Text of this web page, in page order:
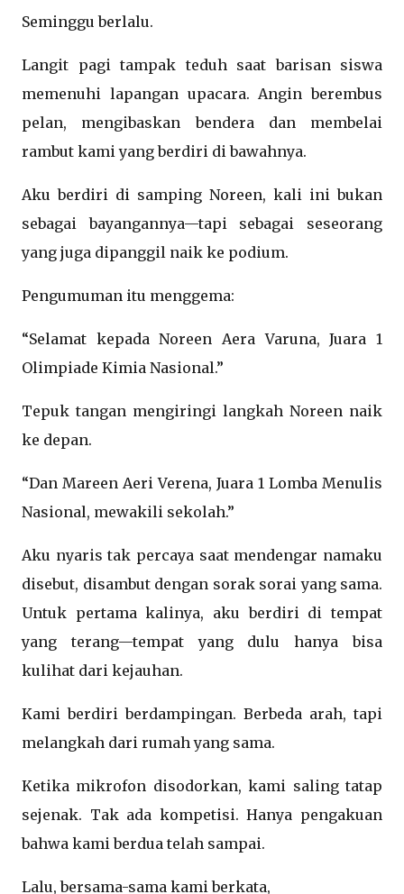
Seminggu berlalu.
Langit pagi tampak teduh saat barisan siswa
memenuhi lapangan upacara. Angin berembus
pelan, mengibaskan bendera dan membelai
rambut kami yang berdiri di bawahnya.
Aku berdiri di samping Noreen, kali ini bukan
sebagai bayangannya—tapi sebagai seseorang
yang juga dipanggil naik ke podium.
Pengumuman itu menggema:
“Selamat kepada Noreen Aera Varuna, Juara 1
Olimpiade Kimia Nasional.”
Tepuk tangan mengiringi langkah Noreen naik
ke depan.
“Dan Mareen Aeri Verena, Juara 1 Lomba Menulis
Nasional, mewakili sekolah.”
Aku nyaris tak percaya saat mendengar namaku
disebut, disambut dengan sorak sorai yang sama.
Untuk pertama kalinya, aku berdiri di tempat
yang terang—tempat yang dulu hanya bisa
kulihat dari kejauhan.
Kami berdiri berdampingan. Berbeda arah, tapi
melangkah dari rumah yang sama.
Ketika mikrofon disodorkan, kami saling tatap
sejenak. Tak ada kompetisi. Hanya pengakuan
bahwa kami berdua telah sampai.
Lalu, bersama-sama kami berkata,